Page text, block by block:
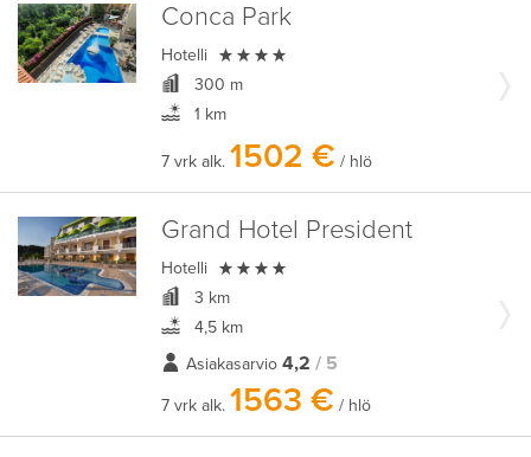
Conca Park
Hotelli 
300 m
1 km
7 vrk alk. 1502 € / hlö
Grand Hotel President
Hotelli 
3 km
4,5 km
Asiakasarvio 4,2 / 5
7 vrk alk. 1563 € / hlö